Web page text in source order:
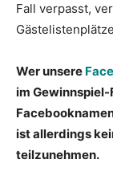
Fall verpasst,
Wer unsere
im
ist allerdings
teilzunehmen.